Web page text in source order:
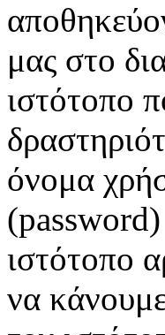
μας στο
ιστότοπο
όνομα
ιστότοπο
να